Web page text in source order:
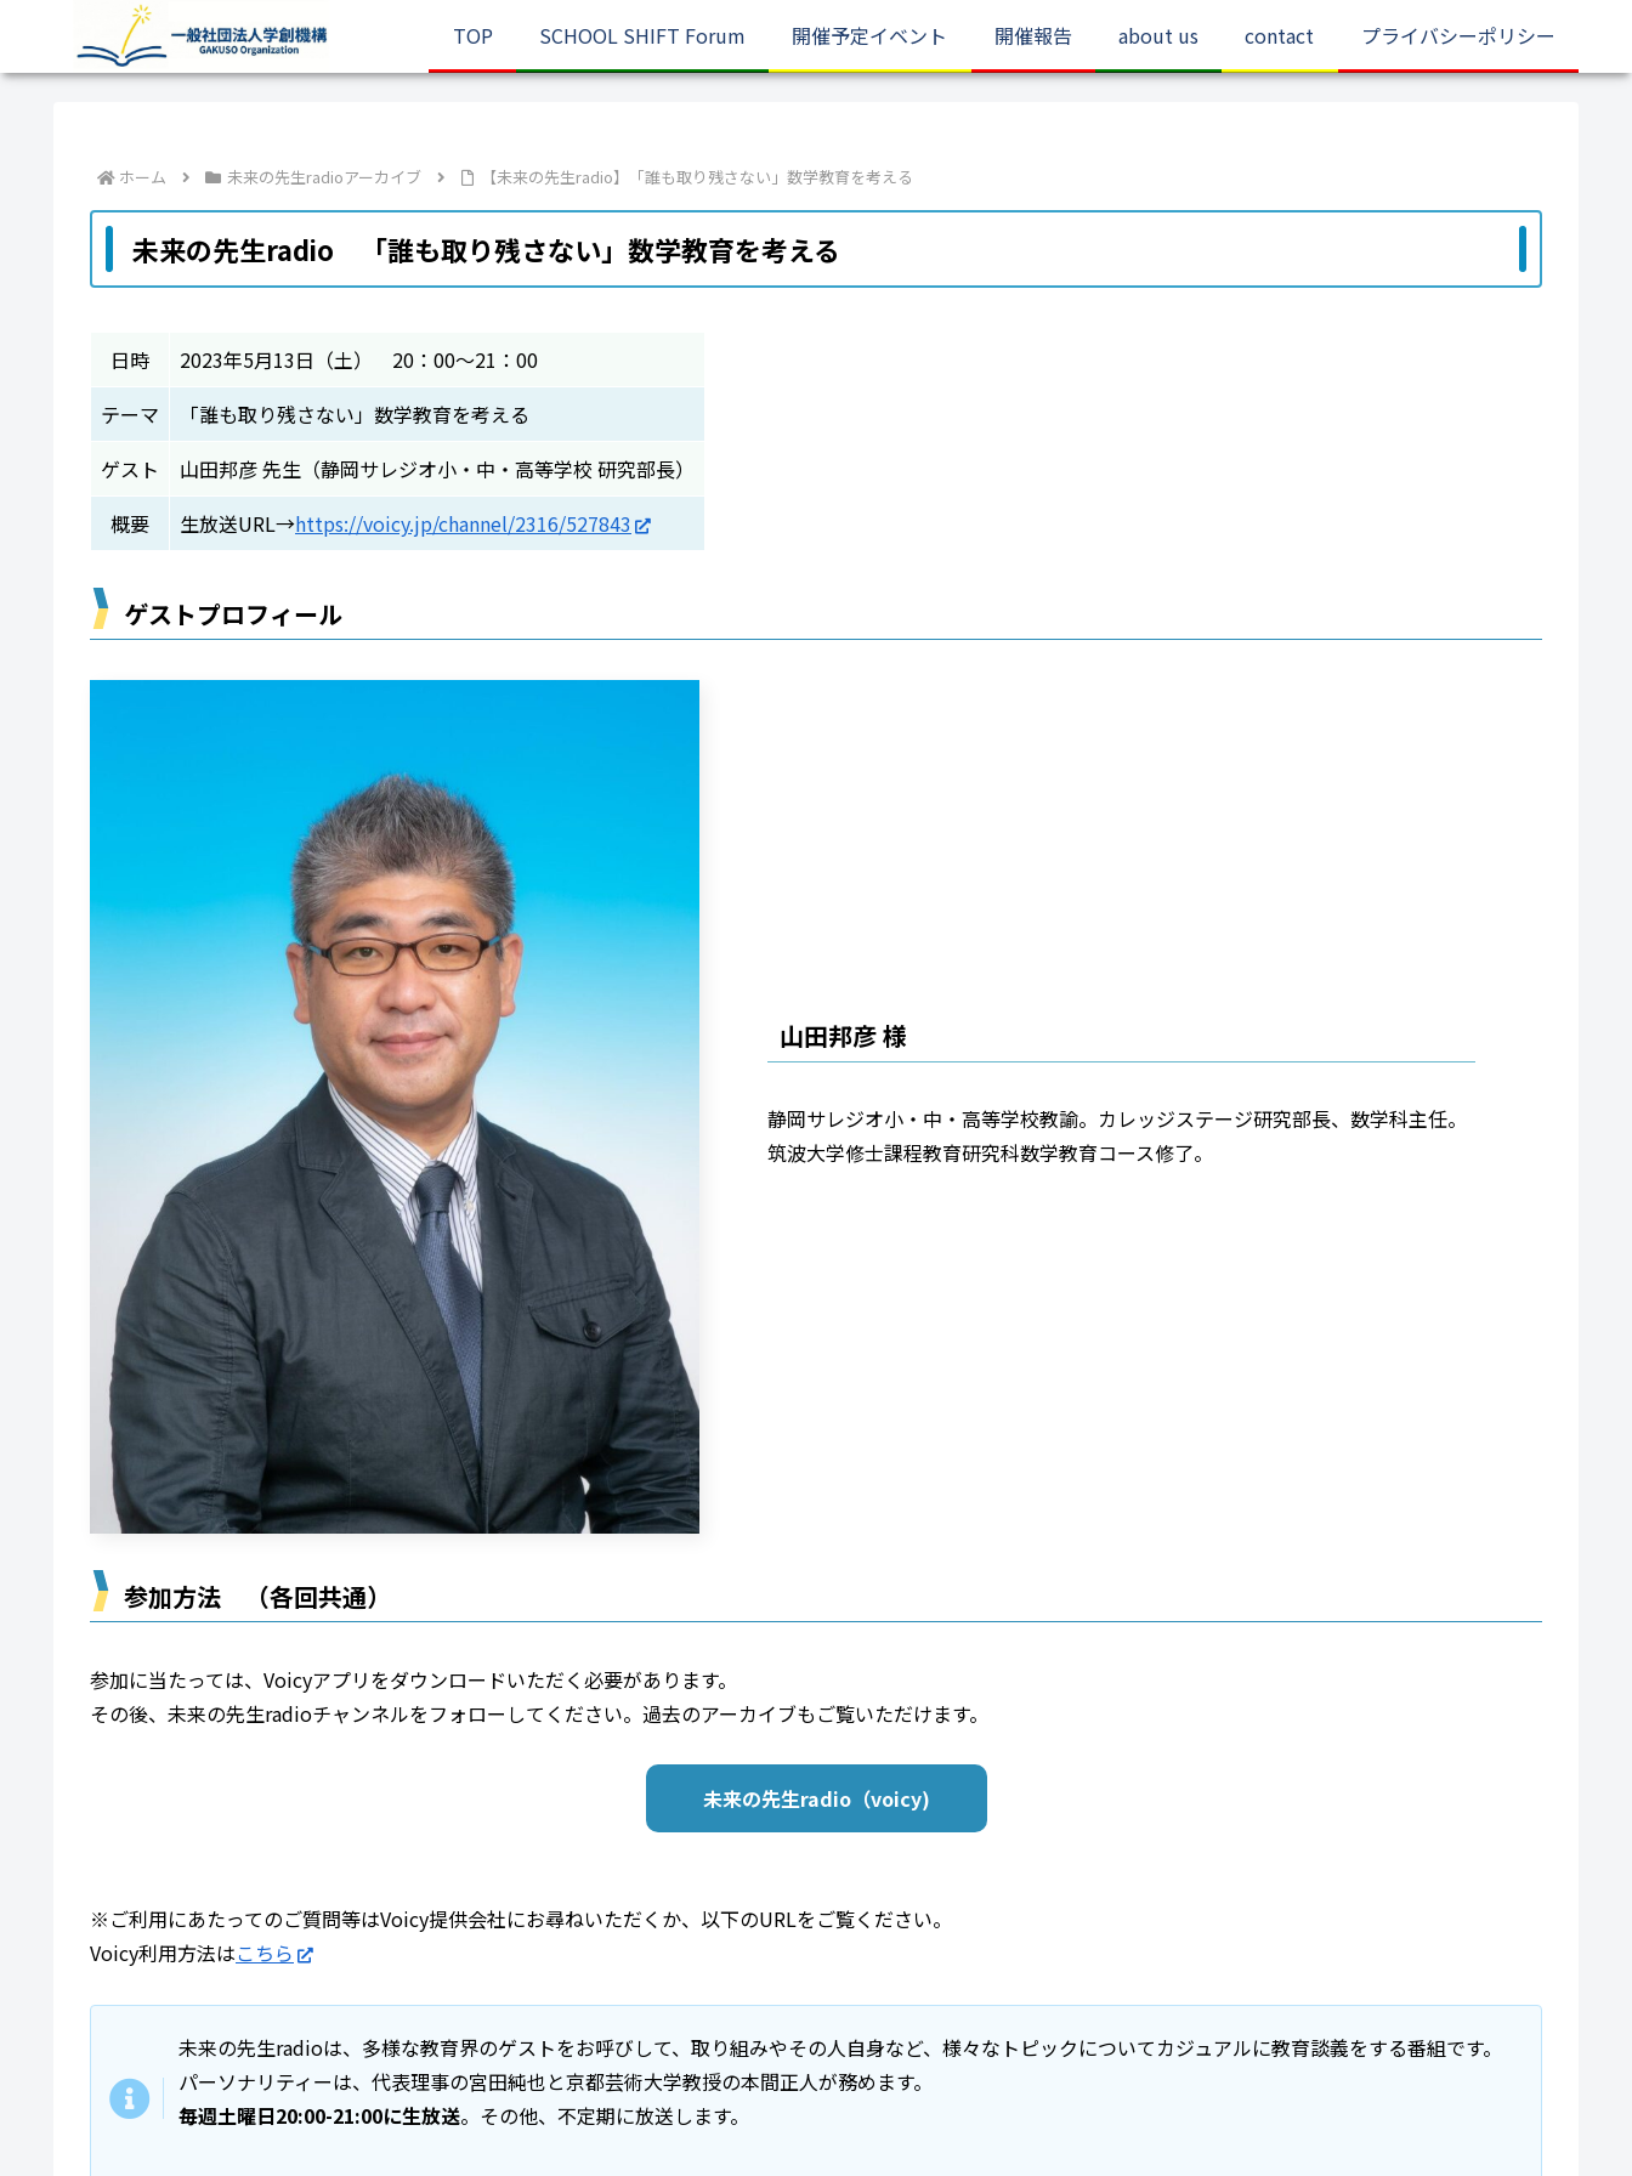
TOP SCHOOL SHIFT Forum 開催予定イベント 開催報告 about us contact プライバシーポリシー
ホーム 未来の先生radioアーカイブ 【未来の先生radio】「誰も取り残さない」数学教育を考える
未来の先生radio 「誰も取り残さない」数学教育を考える
日時
2023年5月13日（土） 20：00～21：00
テーマ
「誰も取り残さない」数学教育を考える
ゲスト
山田邦彦 先生（静岡サレジオ小・中・高等学校 研究部長）
概要
生放送URL→https://voicy.jp/channel/2316/527843
ゲストプロフィール
山田邦彦 様
静岡サレジオ小・中・高等学校教諭。カレッジステージ研究部長、数学科主任。
筑波大学修士課程教育研究科数学教育コース修了。
参加方法 （各回共通）
参加に当たっては、Voicyアプリをダウンロードいただく必要があります。
その後、未来の先生radioチャンネルをフォローしてください。過去のアーカイブもご覧いただけます。
未来の先生radio（voicy)
※ご利用にあたってのご質問等はVoicy提供会社にお尋ねいただくか、以下のURLをご覧ください。
Voicy利用方法はこちら
未来の先生radioは、多様な教育界のゲストをお呼びして、取り組みやその人自身など、様々なトピックについてカジュアルに教育談義をする番組です。
パーソナリティーは、代表理事の宮田純也と京都芸術大学教授の本間正人が務めます。
毎週土曜日20:00-21:00に生放送。その他、不定期に放送します。